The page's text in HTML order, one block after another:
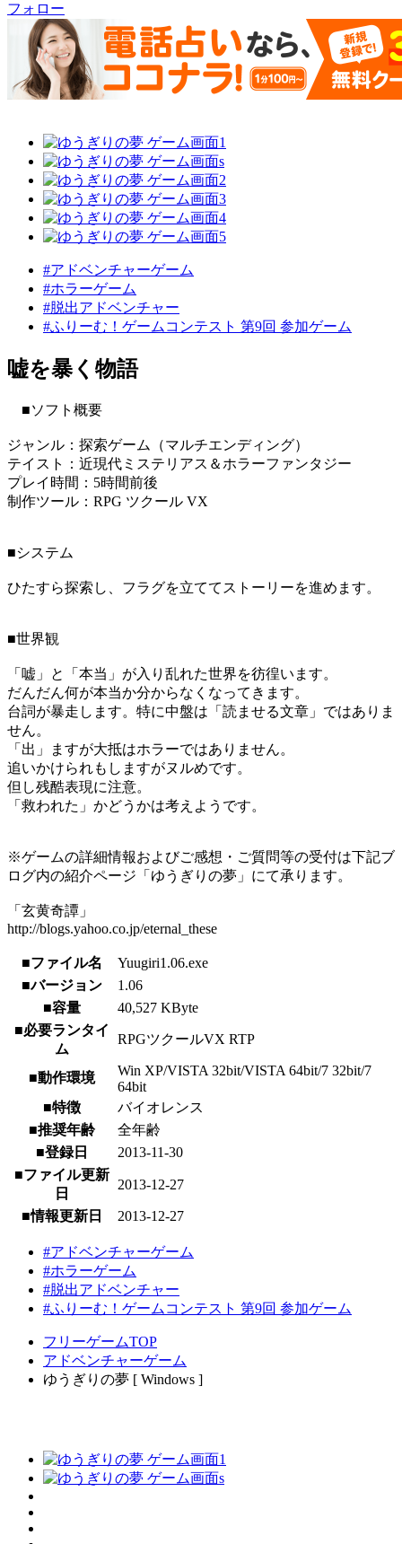
フォロー
#アドベンチャーゲーム
#ホラーゲーム
#脱出アドベンチャー
#ふりーむ！ゲームコンテスト 第9回 参加ゲーム
嘘を暴く物語
■ソフト概要
ジャンル：探索ゲーム（マルチエンディング）
テイスト：近現代ミステリアス＆ホラーファンタジー
プレイ時間：5時間前後
制作ツール：RPG ツクール VX
■システム
ひたすら探索し、フラグを立ててストーリーを進めます。
■世界観
「嘘」と「本当」が入り乱れた世界を彷徨います。
だんだん何が本当か分からなくなってきます。
台詞が暴走します。特に中盤は「読ませる文章」ではありま
せん。
「出」ますが大抵はホラーではありません。
追いかけられもしますがヌルめです。
但し残酷表現に注意。
「救われた」かどうかは考えようです。
※ゲームの詳細情報およびご感想・ご質問等の受付は下記ブ
ログ内の紹介ページ「ゆうぎりの夢」にて承ります。
「玄黄奇譚」
http://blogs.yahoo.co.jp/eternal_these
■ファイル名
Yuugiri1.06.exe
■バージョン
1.06
■容量
40,527 KByte
■必要ランタイ
ム
RPGツクールVX RTP
■動作環境
Win XP/VISTA 32bit/VISTA 64bit/7 32bit/7
64bit
■特徴
バイオレンス
■推奨年齢
全年齢
■登録日
2013-11-30
■ファイル更新
日
2013-12-27
■情報更新日 2013-12-27
#アドベンチャーゲーム
#ホラーゲーム
#脱出アドベンチャー
#ふりーむ！ゲームコンテスト 第9回 参加ゲーム
フリーゲームTOP
アドベンチャーゲーム
ゆうぎりの夢 [ Windows ]